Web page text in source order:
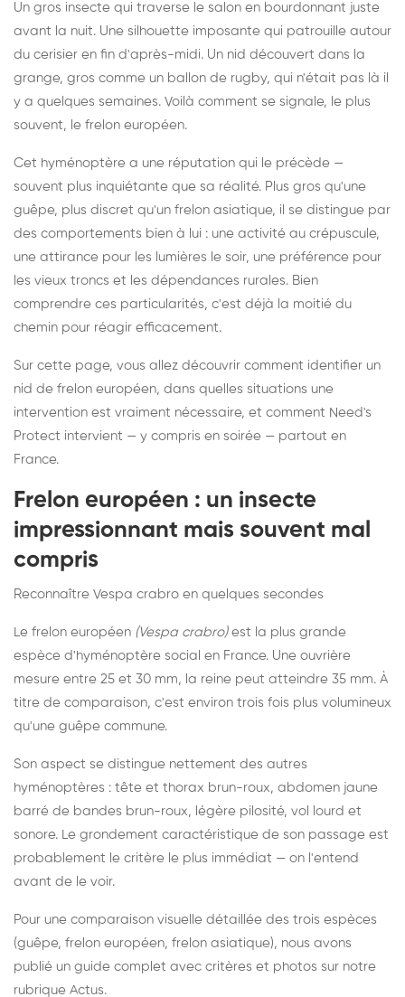
Un gros insecte qui traverse le salon en bourdonnant juste
avant la nuit. Une silhouette imposante qui patrouille autour
du cerisier en fin d'après-midi. Un nid découvert dans la
grange, gros comme un ballon de rugby, qui n'était pas là il
y a quelques semaines. Voilà comment se signale, le plus
souvent, le frelon européen.
Cet hyménoptère a une réputation qui le précède —
souvent plus inquiétante que sa réalité. Plus gros qu'une
guêpe, plus discret qu'un frelon asiatique, il se distingue par
des comportements bien à lui : une activité au crépuscule,
une attirance pour les lumières le soir, une préférence pour
les vieux troncs et les dépendances rurales. Bien
comprendre ces particularités, c'est déjà la moitié du
chemin pour réagir efficacement.
Sur cette page, vous allez découvrir comment identifier un
nid de frelon européen, dans quelles situations une
intervention est vraiment nécessaire, et comment Need's
Protect intervient — y compris en soirée — partout en
France.
Frelon européen : un insecte
impressionnant mais souvent mal
compris
Reconnaître Vespa crabro en quelques secondes
Le frelon européen (Vespa crabro)est la plus grande
espèce d'hyménoptère social en France. Une ouvrière
mesure entre 25 et 30 mm, la reine peut atteindre 35 mm. À
titre de comparaison, c'est environ trois fois plus volumineux
qu'une guêpe commune.
Son aspect se distingue nettement des autres
hyménoptères : tête et thorax brun-roux, abdomen jaune
barré de bandes brun-roux, légère pilosité, vol lourd et
sonore. Le grondement caractéristique de son passage est
probablement le critère le plus immédiat — on l'entend
avant de le voir.
Pour une comparaison visuelle détaillée des trois espèces
(guêpe, frelon européen, frelon asiatique), nous avons
publié un guide complet avec critères et photos sur notre
rubrique Actus.